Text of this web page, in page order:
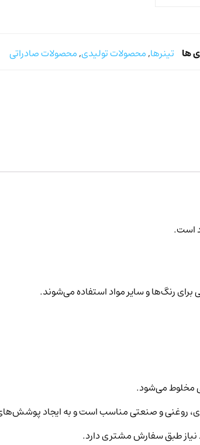
ها تینرها,محصولات تولیدی,محصولات صادراتی
است.
برای رنگ‌ها و سایر مواد استفاده می‌شوند.
مخلوط می‌شود.
روغنی و صنعتی مناسب است و به ایجاد
نیاز طبق سفارش مشتری دارد.